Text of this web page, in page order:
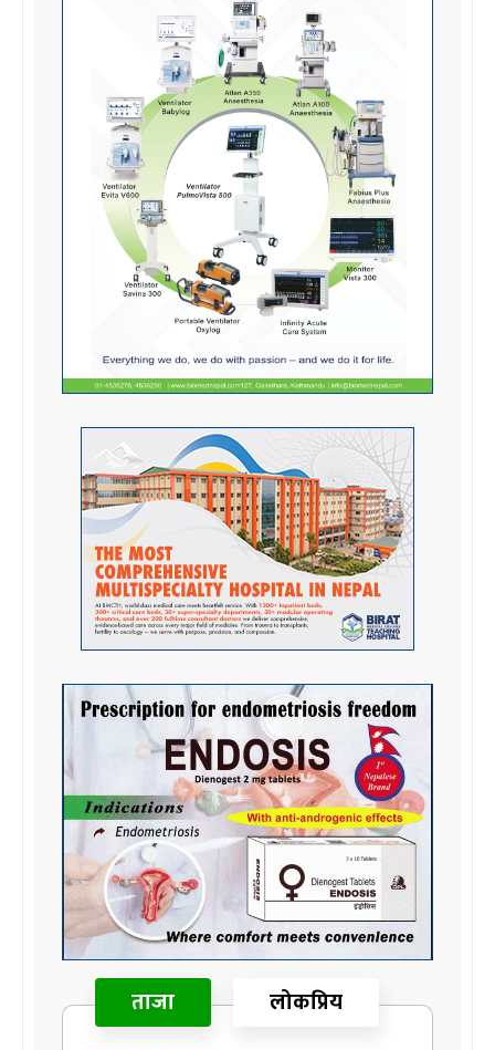
ताजा लोकप्रिय